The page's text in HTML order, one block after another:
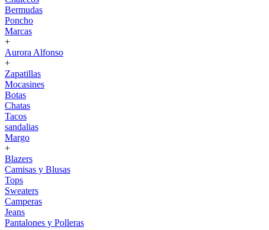
Bermudas
Poncho
Marcas
+
Aurora Alfonso
+
Zapatillas
Mocasines
Botas
Chatas
Tacos
sandalias
Margo
+
Blazers
Camisas y Blusas
Tops
Sweaters
Camperas
Jeans
Pantalones y Polleras